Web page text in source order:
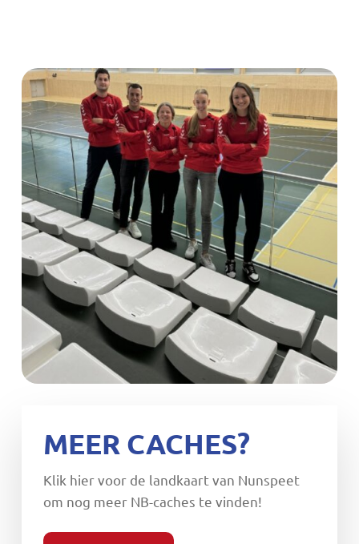
MEER CACHES?
Klik hier voor de landkaart van Nunspeet
om nog meer NB-caches te vinden!